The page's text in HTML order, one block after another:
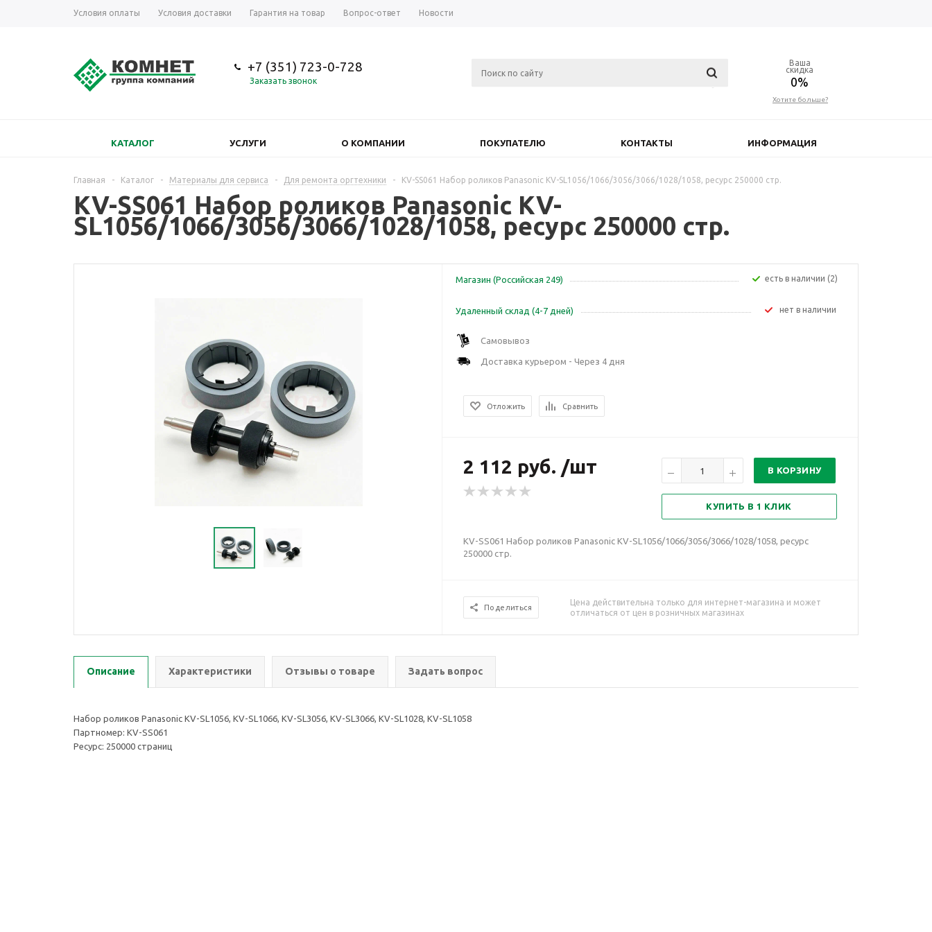
Условия оплаты Условия доставки Гарантия на товар Вопрос-ответ Новости
+7 (351) 723-0-728
Заказать звонок
Ваша
скидка
0%
Хотите больше?
КАТАЛОГ УСЛУГИ О КОМПАНИИ ПОКУПАТЕЛЮ КОНТАКТЫ ИНФОРМАЦИЯ
Главная - Каталог - Материалы для сервиса - Для ремонта оргтехники - KV-SS061 Набор роликов Panasonic KV-SL1056/1066/3056/3066/1028/1058, ресурс 250000 стр.
KV-SS061 Набор роликов Panasonic KV-
SL1056/1066/3056/3066/1028/1058, ресурс 250000 стр.
Магазин (Российская 249) Есть в наличии (2)
Удаленный склад (4-7 дней) Нет в наличии
Самовывоз
Доставка курьером - Через 4 дня
Отложить Сравнить
2 112 руб. /шт В КОРЗИНУ
КУПИТЬ В 1 КЛИК
KV-SS061 Набор роликов Panasonic KV-SL1056/1066/3056/3066/1028/1058, ресурс
250000 стр.
Поделиться
Цена действительна только для интернет-магазина и может
отличаться от цен в розничных магазинах
Описание Характеристики Отзывы о товаре Задать вопрос
Набор роликов Panasonic KV-SL1056, KV-SL1066, KV-SL3056, KV-SL3066, KV-SL1028, KV-SL1058
Партномер: KV-SS061
Ресурс: 250000 страниц